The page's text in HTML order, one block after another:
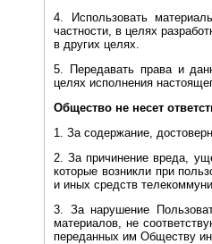
4. Использовать
частности, в целях
в других целях.
5. Передавать права и
целях исполнения
Общество не несет
1. За содержание,
2. За причинение вреда,
которые возникли при
и иных средств
3. За нарушение
материалов, не
переданных им Обществу